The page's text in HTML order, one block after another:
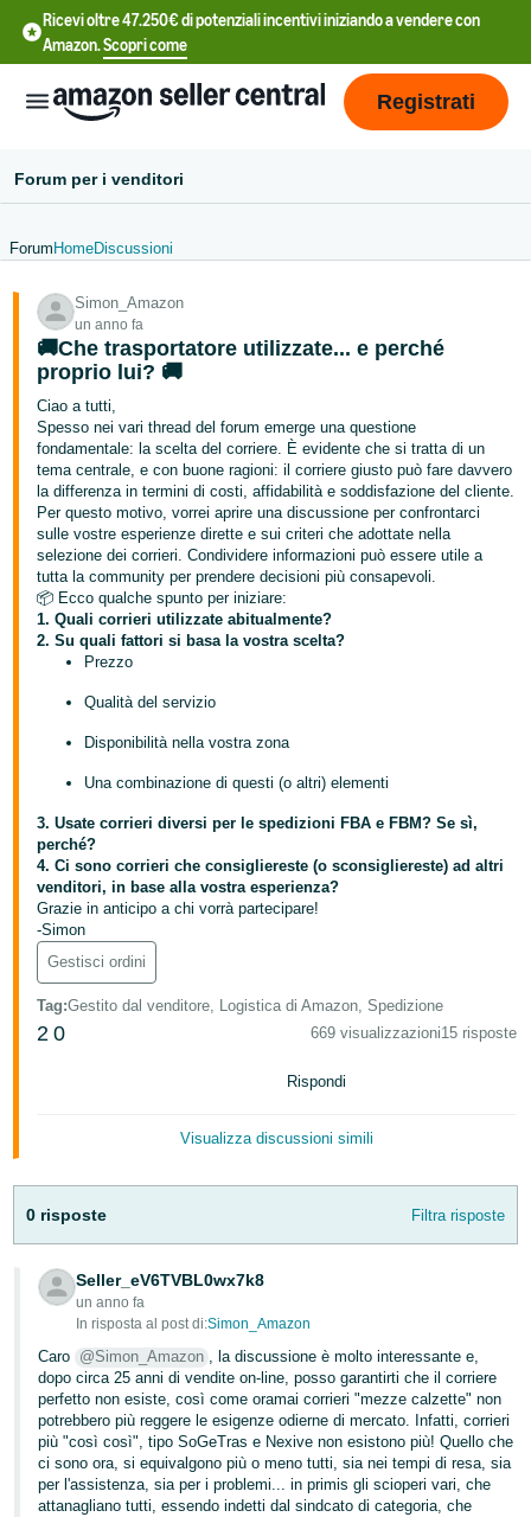
Ricevi oltre 47.250€ di potenziali incentivi iniziando a vendere con
Amazon.Scopri come
文
-
CN
中
文
-
TW
Deutsch
- DE
Français
- FR
- IT
本
語
-
JP
한
국
어
Español
- ES
Login
Registrati
Registrati
Forum per i venditori
Forum HomeDiscussioni
Simon_Amazon
un anno fa
🚚Che trasportatore utilizzate... e perché
proprio lui? 🚚
Ciao a tutti,
Spesso nei vari thread del forum emerge una questione
fondamentale: la scelta del corriere. È evidente che si tratta di un
tema centrale, e con buone ragioni: il corriere giusto può fare davvero
la differenza in termini di costi, affidabilità e soddisfazione del cliente.
Per questo motivo, vorrei aprire una discussione per confrontarci
sulle vostre esperienze dirette e sui criteri che adottate nella
selezione dei corrieri. Condividere informazioni può essere utile a
tutta la community per prendere decisioni più consapevoli.
📦 Ecco qualche spunto per iniziare:
1. Quali corrieri utilizzate abitualmente?
2. Su quali fattori si basa la vostra scelta?
Prezzo
Qualità del servizio
Disponibilità nella vostra zona
Una combinazione di questi (o altri) elementi
3. Usate corrieri diversi per le spedizioni FBA e FBM? Se sì,
perché?
4. Ci sono corrieri che consigliereste (o sconsigliereste) ad altri
venditori, in base alla vostra esperienza?
Grazie in anticipo a chi vorrà partecipare!
-Simon
Gestisci ordini
Tag:Gestito dal venditore, Logistica di Amazon, Spedizione
2 0 669 visualizzazioni15 risposte
Rispondi
Visualizza discussioni simili
0 risposte Filtra risposte
Seller_eV6TVBL0wx7k8
un anno fa
In risposta al post di:Simon_Amazon
Caro @Simon_Amazon , la discussione è molto interessante e,
dopo circa 25 anni di vendite on-line, posso garantirti che il corriere
perfetto non esiste, così come oramai corrieri "mezze calzette" non
potrebbero più reggere le esigenze odierne di mercato. Infatti, corrieri
più "così così", tipo SoGeTras e Nexive non esistono più! Quello che
ci sono ora, si equivalgono più o meno tutti, sia nei tempi di resa, sia
per l'assistenza, sia per i problemi... in primis gli scioperi vari, che
attanagliano tutti, essendo indetti dal sindcato di categoria, che